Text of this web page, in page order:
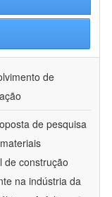
de
de pesquisa
de construção
na indústria da